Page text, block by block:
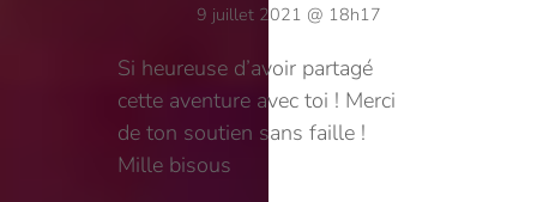
9 juillet 2021 @ 18h17
Si heureuse d’avoir partagé
cette aventure avec toi ! Merci
de ton soutien sans faille !
Mille bisous